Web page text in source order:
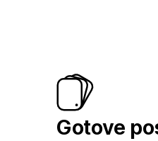
Gotove